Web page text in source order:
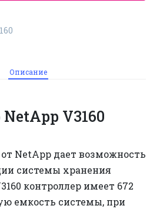
Описание
V3160
от NetApp дает возможность
системы хранения
контроллер имеет 672
емкость системы, при